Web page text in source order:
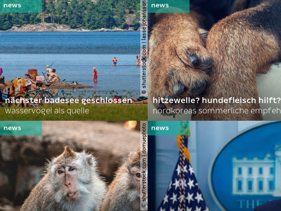
© shutterstock.com | lasse johansson
nächster badesee geschlossen
wasservögel als quelle
hitzewelle? hundefleisch hilft?
© shutterstock.com | domuephoto